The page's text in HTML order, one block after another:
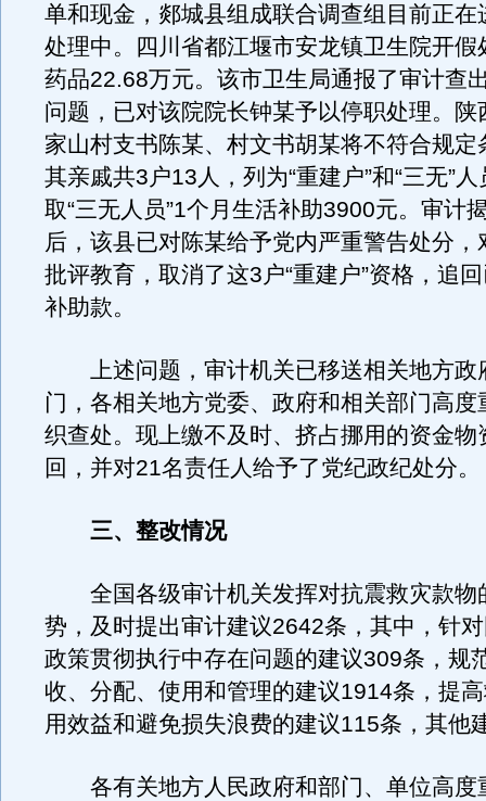
单和现金，郯城县组成联合调查组目前正在
处理中。四川省都江堰市安龙镇卫生院开假
药品22.68万元。该市卫生局通报了审计查
问题，已对该院院长钟某予以停职处理。陕
家山村支书陈某、村文书胡某将不符合规定
其亲戚共3户13人，列为“重建户”和“三无”
取“三无人员”1个月生活补助3900元。审计
后，该县已对陈某给予党内严重警告处分，
批评教育，取消了这3户“重建户”资格，追
补助款。
上述问题，审计机关已移送相关地方政
门，各相关地方党委、政府和相关部门高度
织查处。现上缴不及时、挤占挪用的资金物
回，并对21名责任人给予了党纪政纪处分。
三、整改情况
全国各级审计机关发挥对抗震救灾款物
势，及时提出审计建议2642条，其中，针
政策贯彻执行中存在问题的建议309条，规
收、分配、使用和管理的建议1914条，提
用效益和避免损失浪费的建议115条，其他
各有关地方人民政府和部门、单位高度